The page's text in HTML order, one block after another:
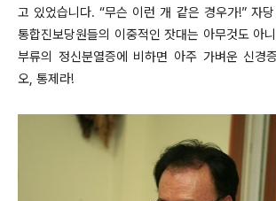
고 있었습니다. “무슨 이런 개 같은 경우가!” 자
통합진보당원들의 이중적인 잣대는 아무것도 아
부류의 정신분열증에 비하면 아주 가벼운 신경
오, 통제라!